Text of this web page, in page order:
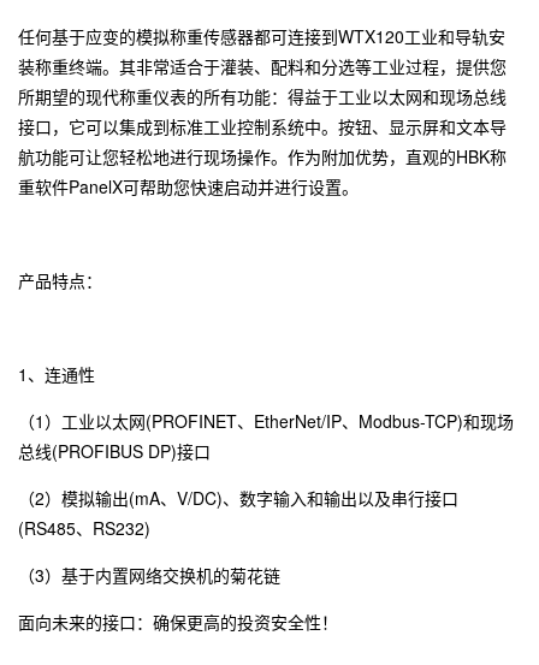
任何基于应变的模拟称重传感器都可连接到WTX120工业和导轨安
装称重终端。其非常适合于灌装、配料和分选等工业过程，提供您
所期望的现代称重仪表的所有功能：得益于工业以太网和现场总线
接口，它可以集成到标准工业控制系统中。按钮、显示屏和文本导
航功能可让您轻松地进行现场操作。作为附加优势，直观的HBK称
重软件PanelX可帮助您快速启动并进行设置。
产品特点：
1、连通性
（1）工业以太网(PROFINET、EtherNet/IP、Modbus-TCP)和现场
总线(PROFIBUS DP)接口
（2）模拟输出(mA、V/DC)、数字输入和输出以及串行接口
(RS485、RS232)
（3）基于内置网络交换机的菊花链
面向未来的接口：确保更高的投资安全性！